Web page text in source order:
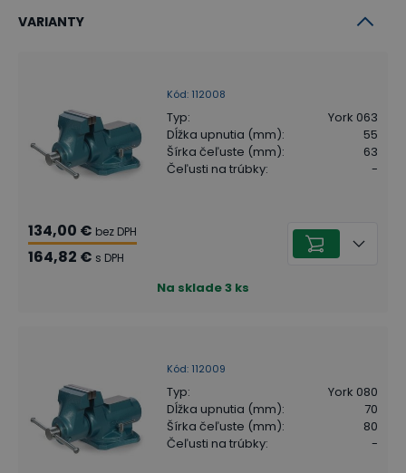
VARIANTY
Kód: 112008
Typ:
York 063
Dĺžka upnutia (mm):
55
Šírka čeľuste (mm):
63
Čeľusti na trúbky: -
134,00 € bez DPH
164,82 € s DPH
Na sklade3 ks
Kód: 112009
Typ:
York 080
Dĺžka upnutia (mm):
70
Šírka čeľuste (mm):
80
Čeľusti na trúbky: -